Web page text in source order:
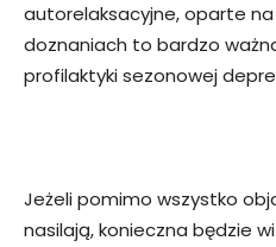
autorelaksacyjne, oparte
doznaniach to bardzo
profilaktyki sezonowej
Jeżeli pomimo wszystko
nasilają, konieczna będzie